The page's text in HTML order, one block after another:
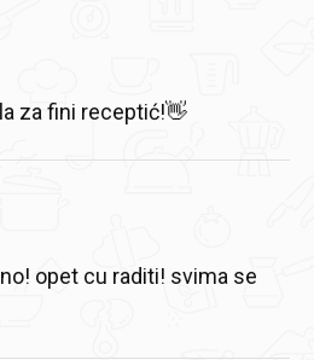
za fini receptić!👋
opet cu raditi! svima se